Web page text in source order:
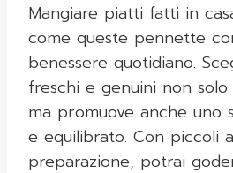
Mangiare piatti fatti in
come queste pennette
benessere quotidiano.
freschi e genuini non
ma promuove anche uno
e equilibrato. Con piccoli
preparazione, potrai